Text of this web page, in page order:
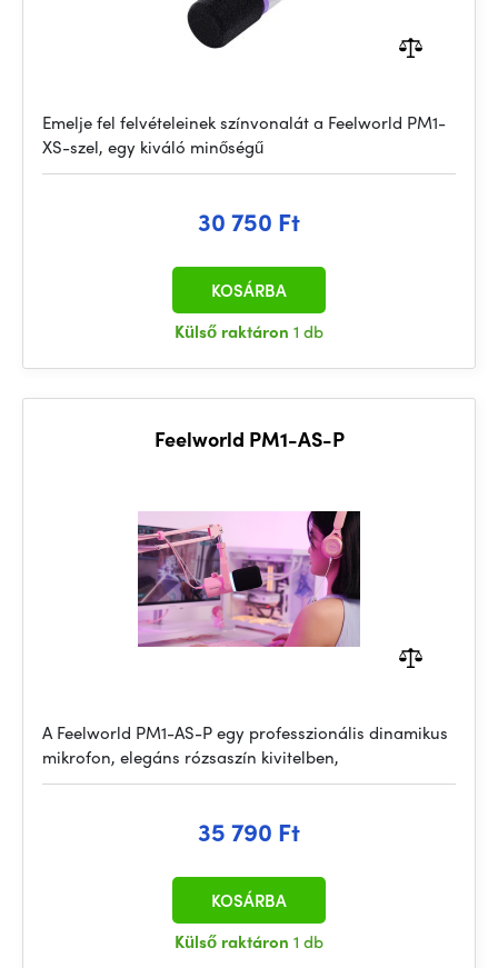
Emelje fel felvételeinek színvonalát a Feelworld PM1-
XS-szel, egy kiváló minőségű
30 750 Ft
Külső raktáron 1 db
KOSÁRBA
Feelworld PM1-AS-P
A Feelworld PM1-AS-P egy professzionális dinamikus
mikrofon, elegáns rózsaszín kivitelben,
35 790 Ft
Külső raktáron 1 db
KOSÁRBA